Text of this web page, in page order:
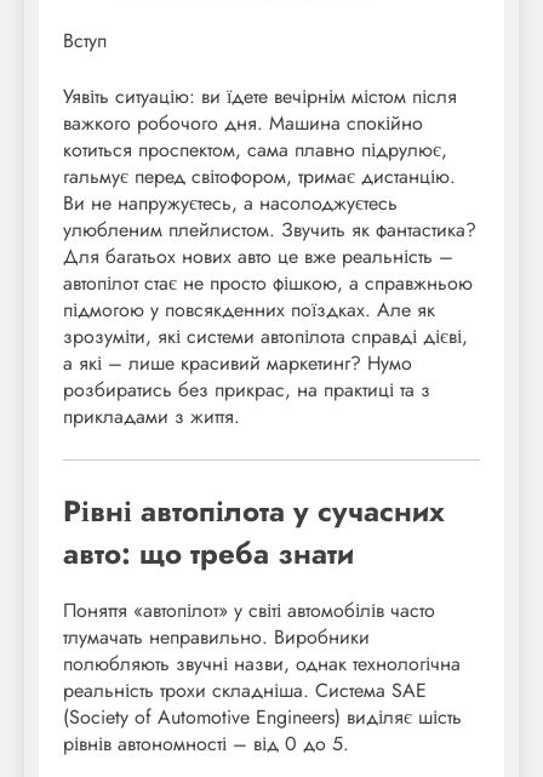
Вступ
Уявіть ситуацію: ви їдете вечірнім містом після
важкого робочого дня. Машина спокійно
котиться проспектом, сама плавно підрулює,
гальмує перед світофором, тримає дистанцію.
Ви не напружуєтесь, а насолоджуєтесь
улюбленим плейлистом. Звучить як фантастика?
Для багатьох нових авто це вже реальність –
автопілот стає не просто фішкою, а справжньою
підмогою у повсякденних поїздках. Але як
зрозуміти, які системи автопілота справді дієві,
а які – лише красивий маркетинг? Нумо
розбиратись без прикрас, на практиці та з
прикладами з життя.
Рівні автопілота у сучасних
авто: що треба знати
Поняття «автопілот» у світі автомобілів часто
тлумачать неправильно. Виробники
полюбляють звучні назви, однак технологічна
реальність трохи складніша. Система SAE
(Society of Automotive Engineers) виділяє шість
рівнів автономності – від 0 до 5.